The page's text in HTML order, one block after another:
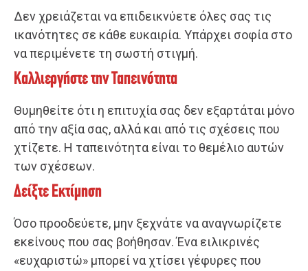
Δεν χρειάζεται να επιδεικνύετε όλες σας τις
ικανότητες σε κάθε ευκαιρία. Υπάρχει σοφία στο
να περιμένετε τη σωστή στιγμή.
Καλλιεργήστε την Ταπεινότητα
Θυμηθείτε ότι η επιτυχία σας δεν εξαρτάται μόνο
από την αξία σας, αλλά και από τις σχέσεις που
χτίζετε. Η ταπεινότητα είναι το θεμέλιο αυτών
των σχέσεων.
Δείξτε Εκτίμηση
Όσο προοδεύετε, μην ξεχνάτε να αναγνωρίζετε
εκείνους που σας βοήθησαν. Ένα ειλικρινές
«ευχαριστώ» μπορεί να χτίσει γέφυρες που